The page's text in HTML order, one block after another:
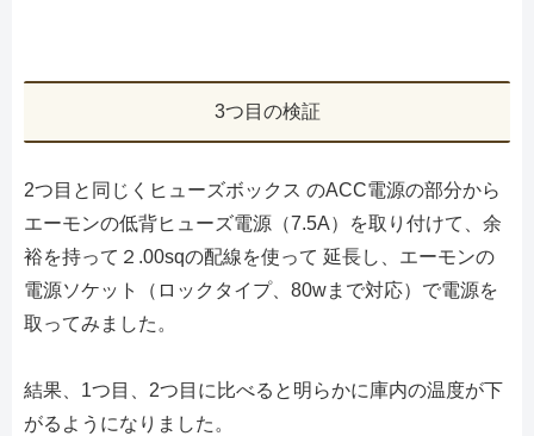
3つ目の検証
2つ目と同じくヒューズボックス のACC電源の部分から
エーモンの低背ヒューズ電源（7.5A）を取り付けて、余
裕を持って２.00sqの配線を使って 延長し、エーモンの
電源ソケット（ロックタイプ、80wまで対応）で電源を
取ってみました。
結果、1つ目、2つ目に比べると明らかに庫内の温度が下
がるようになりました。